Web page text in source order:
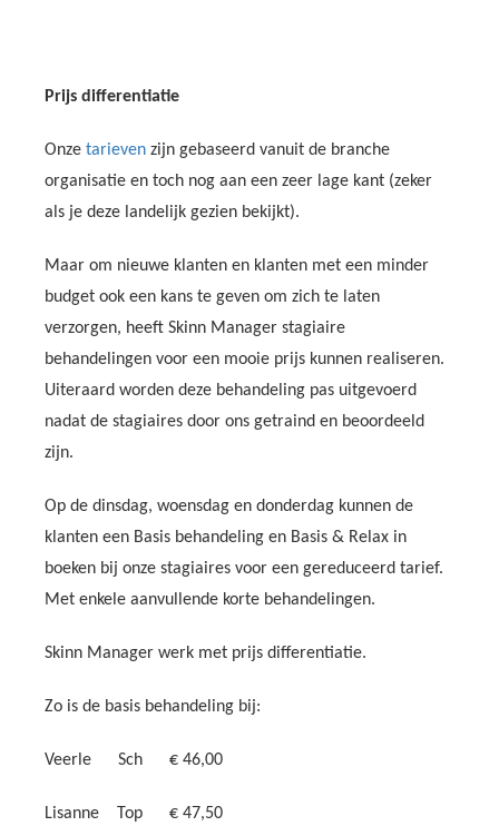
Prijs differentiatie
Onze tarieven zijn gebaseerd vanuit de branche
organisatie en toch nog aan een zeer lage kant (zeker
als je deze landelijk gezien bekijkt).
Maar om nieuwe klanten en klanten met een minder
budget ook een kans te geven om zich te laten
verzorgen, heeft Skinn Manager stagiaire
behandelingen voor een mooie prijs kunnen realiseren.
Uiteraard worden deze behandeling pas uitgevoerd
nadat de stagiaires door ons getraind en beoordeeld
zijn.
Op de dinsdag, woensdag en donderdag kunnen de
klanten een Basis behandeling en Basis & Relax in
boeken bij onze stagiaires voor een gereduceerd tarief.
Met enkele aanvullende korte behandelingen.
Skinn Manager werk met prijs differentiatie.
Zo is de basis behandeling bij:
Veerle Sch € 46,00
Lisanne Top € 47,50